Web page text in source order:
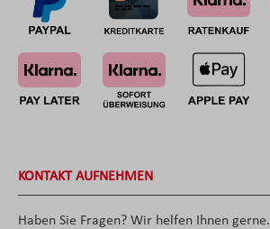
KONTAKT AUFNEHMEN
Haben Sie Fragen? Wir helfen Ihnen gerne.